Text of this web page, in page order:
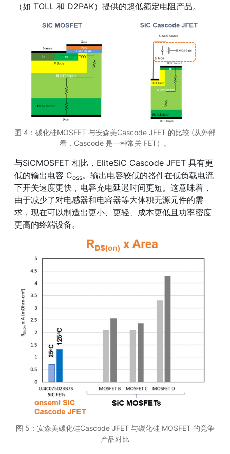
（如 TOLL 和 D2PAK）提供的超低额定电阻产品。
图 4：碳化硅MOSFET 与安森美Cascode JFET 的比较 (从外部
看，Cascode 是一种常关 FET）。
与SiCMOSFET 相比，EliteSiC Cascode JFET 具有更
低的输出电容 Coss。输出电容较低的器件在低负载电流
下开关速度更快，电容充电延迟时间更短。这意味着，
由于减少了对电感器和电容器等大体积无源元件的需
求，现在可以制造出更小、更轻、成本更低且功率密度
更高的终端设备。
图 5：安森美碳化硅Cascode JFET 与碳化硅 MOSFET 的竞争
产品对比